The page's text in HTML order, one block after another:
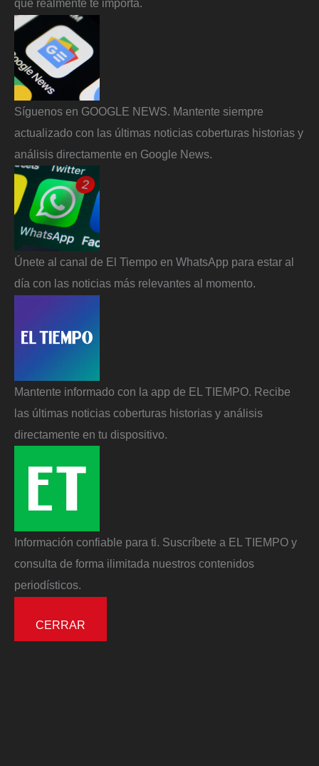
que realmente te importa.
Síguenos en GOOGLE NEWS. Mantente siempre
actualizado con las últimas noticias coberturas historias y
análisis directamente en Google News.
Únete al canal de El Tiempo en WhatsApp para estar al
día con las noticias más relevantes al momento.
Mantente informado con la app de EL TIEMPO. Recibe
las últimas noticias coberturas historias y análisis
directamente en tu dispositivo.
Información confiable para ti. Suscríbete a EL TIEMPO y
consulta de forma ilimitada nuestros contenidos
periodísticos.
CERRAR